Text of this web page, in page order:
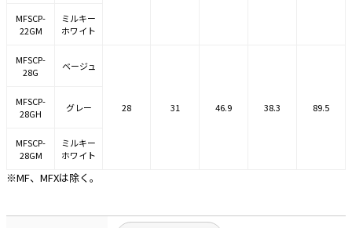
MFSCP-
22GM
ミルキー
ホワイト
MFSCP-
28G
ベージュ
28 31 46.9 38.3 89.5
MFSCP-
28GH
グレー
MFSCP-
28GM
ミルキー
ホワイト
※MF、MFXは除く。